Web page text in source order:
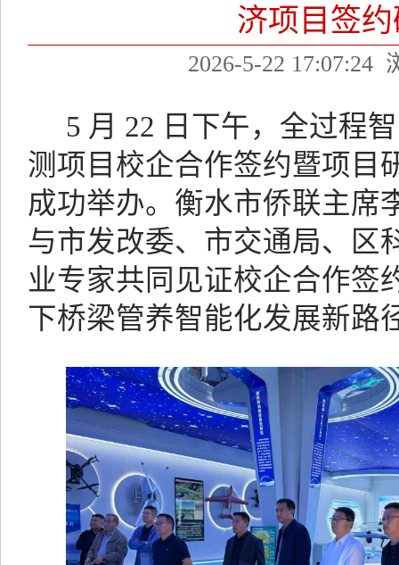
济项目签
2026-5-22 17:07:24
5 月 22 日下午，全过程
测项目校企合作签约暨项目
成功举办。衡水市侨联主席
与市发改委、市交通局、区
业专家共同见证校企合作签
下桥梁管养智能化发展新路